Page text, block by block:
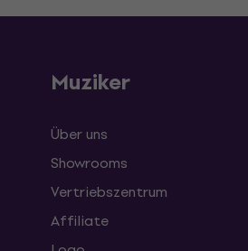
Muziker
Über uns
Showrooms
Vertriebszentrum
Affiliate